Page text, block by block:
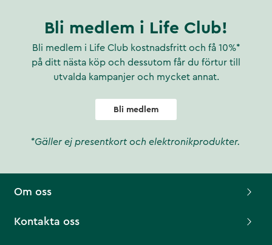
Bli medlem i Life Club!
Bli medlem i Life Club kostnadsfritt och få 10%*
på ditt nästa köp och dessutom får du förtur till
utvalda kampanjer och mycket annat.
Bli medlem
*Gäller ej presentkort och elektronikprodukter.
Om oss
Kontakta oss